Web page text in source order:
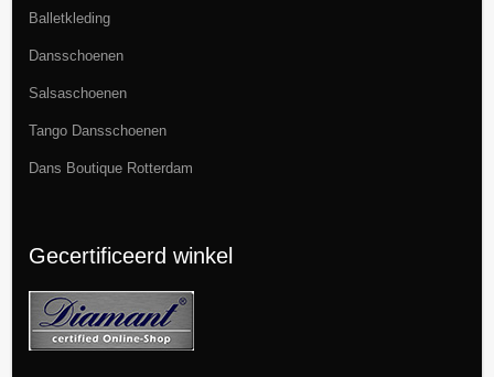
Balletkleding
Dansschoenen
Salsaschoenen
Tango Dansschoenen
Dans Boutique Rotterdam
Gecertificeerd winkel